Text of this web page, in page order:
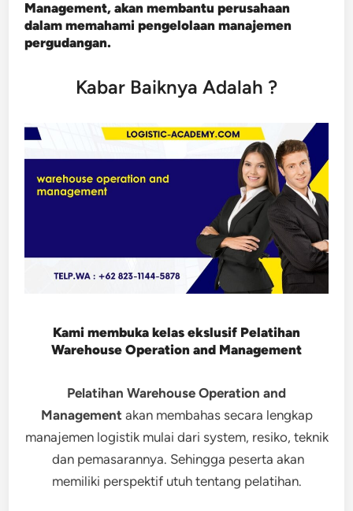
Management, akan membantu perusahaan
dalam memahami pengelolaan manajemen
pergudangan.
Kabar Baiknya Adalah ?
Kami membuka kelas ekslusif Pelatihan
Warehouse Operation and Management
Pelatihan Warehouse Operation and
Management akan membahas secara lengkap
manajemen logistik mulai dari system, resiko, teknik
dan pemasarannya. Sehingga peserta akan
memiliki perspektif utuh tentang pelatihan.